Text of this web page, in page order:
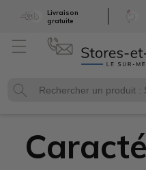
Livraison
gratuite